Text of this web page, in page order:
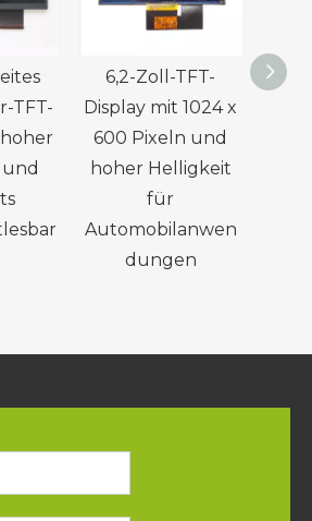
TFT-
6,2-Zoll-TFT-
Display mit 1024 x
600 Pixeln und
hoher Helligkeit
für
Automobilanwen
dungen
10,3